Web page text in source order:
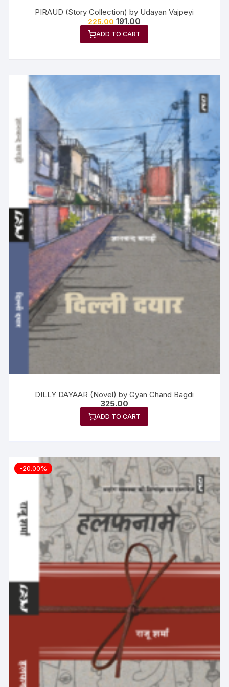
PIRAUD (Story Collection) by Udayan Vajpeyi
225.00 191.00
ADD TO CART
DILLY DAYAAR (Novel) by Gyan Chand Bagdi
325.00
ADD TO CART
-20.00%